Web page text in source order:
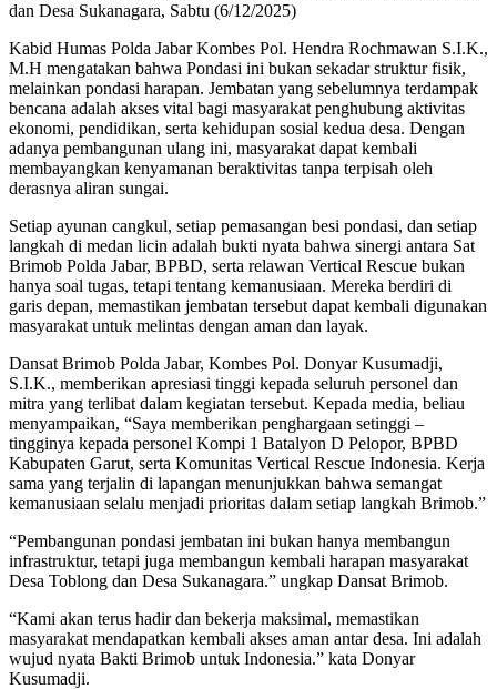
dan Desa Sukanagara, Sabtu (6/12/2025)
Kabid Humas Polda Jabar Kombes Pol. Hendra Rochmawan S.I.K.,
M.H mengatakan bahwa Pondasi ini bukan sekadar struktur fisik,
melainkan pondasi harapan. Jembatan yang sebelumnya terdampak
bencana adalah akses vital bagi masyarakat penghubung aktivitas
ekonomi, pendidikan, serta kehidupan sosial kedua desa. Dengan
adanya pembangunan ulang ini, masyarakat dapat kembali
membayangkan kenyamanan beraktivitas tanpa terpisah oleh
derasnya aliran sungai.
Setiap ayunan cangkul, setiap pemasangan besi pondasi, dan setiap
langkah di medan licin adalah bukti nyata bahwa sinergi antara Sat
Brimob Polda Jabar, BPBD, serta relawan Vertical Rescue bukan
hanya soal tugas, tetapi tentang kemanusiaan. Mereka berdiri di
garis depan, memastikan jembatan tersebut dapat kembali digunakan
masyarakat untuk melintas dengan aman dan layak.
Dansat Brimob Polda Jabar, Kombes Pol. Donyar Kusumadji,
S.I.K., memberikan apresiasi tinggi kepada seluruh personel dan
mitra yang terlibat dalam kegiatan tersebut. Kepada media, beliau
menyampaikan, “Saya memberikan penghargaan setinggi –
tingginya kepada personel Kompi 1 Batalyon D Pelopor, BPBD
Kabupaten Garut, serta Komunitas Vertical Rescue Indonesia. Kerja
sama yang terjalin di lapangan menunjukkan bahwa semangat
kemanusiaan selalu menjadi prioritas dalam setiap langkah Brimob.”
“Pembangunan pondasi jembatan ini bukan hanya membangun
infrastruktur, tetapi juga membangun kembali harapan masyarakat
Desa Toblong dan Desa Sukanagara.” ungkap Dansat Brimob.
“Kami akan terus hadir dan bekerja maksimal, memastikan
masyarakat mendapatkan kembali akses aman antar desa. Ini adalah
wujud nyata Bakti Brimob untuk Indonesia.” kata Donyar
Kusumadji.